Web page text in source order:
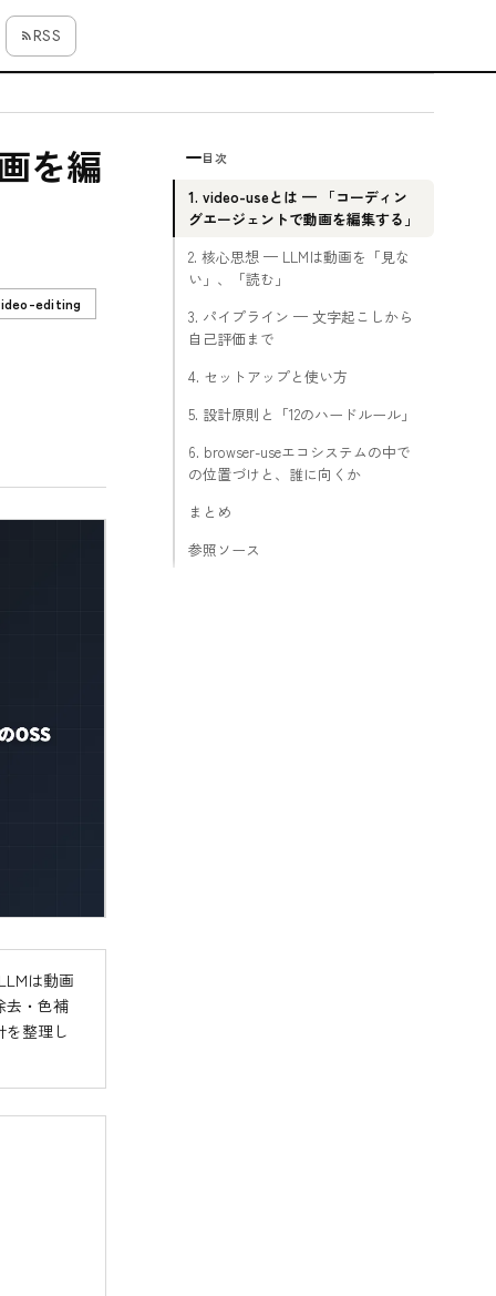
RSS
を編
editing
は動画
去・色補
整理し
目次
1. video-useとは — 「コーディン
グエージェントで動画を編集する」
2. 核心思想 — LLMは動画を「見な
い」、「読む」
3. パイプライン — 文字起こしから
自己評価まで
4. セットアップと使い方
5. 設計原則と「12のハードルール」
6. browser-useエコシステムの中で
の位置づけと、誰に向くか
まとめ
参照ソース